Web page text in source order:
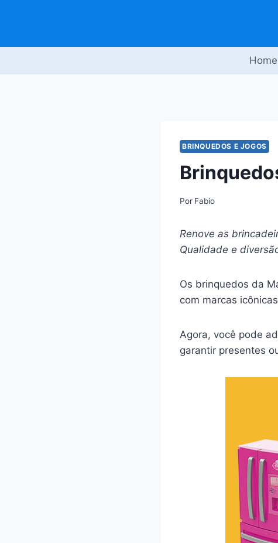
Home
BRINQUEDOS E JOGOS
Por Fabio
Renove as
Qualidade e
Os brinquedos da
com marcas
Agora, você pode
garantir presentes